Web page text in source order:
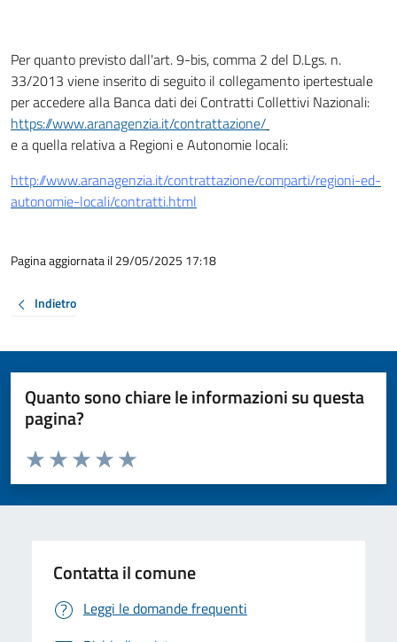
Per quanto previsto dall'art. 9-bis, comma 2 del D.Lgs. n.
33/2013 viene inserito di seguito il collegamento ipertestuale
per accedere alla Banca dati dei Contratti Collettivi Nazionali:
https://www.aranagenzia.it/contrattazione/
e a quella relativa a Regioni e Autonomie locali:
http://www.aranagenzia.it/contrattazione/comparti/regioni-ed-
autonomie-locali/contratti.html
Pagina aggiornata il 29/05/2025 17:18
Indietro
Quanto sono chiare le informazioni su questa
pagina?
Valuta da 1 a 5 stelle la pagina
Valuta 5 stelle su 5
Valuta 4 stelle su 5
Valuta 3 stelle su 5
Valuta 2 stelle su 5
Valuta 1 stelle su 5
Contatta il comune
Leggi le domande frequenti